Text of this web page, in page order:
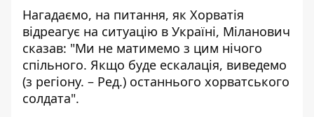
Нагадаємо, на питання, як Хорватія
відреагує на ситуацію в Україні, Міланович
сказав: "Ми не матимемо з цим нічого
спільного. Якщо буде ескалація, виведемо
(з регіону. – Ред.) останнього хорватського
солдата".